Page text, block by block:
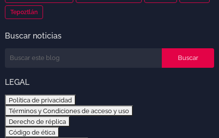
Tepoztlán
Buscar noticias
LEGAL
Política de privacidad
Términos y Condiciones de acceso y uso
Derecho de réplica
Código de ética